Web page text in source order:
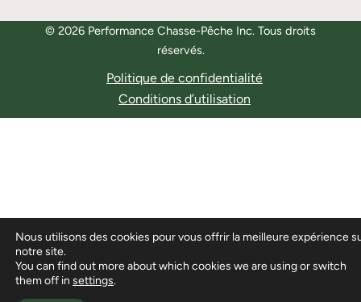
© 2026 Performance Chasse-Pêche Inc. Tous droits
réservés.
Politique de confidentialité
Conditions d’utilisation
Nous utilisons des cookies pour vous offrir la meilleure expérience
notre site.
You can find out more about which cookies we are using or switch
them off in settings.